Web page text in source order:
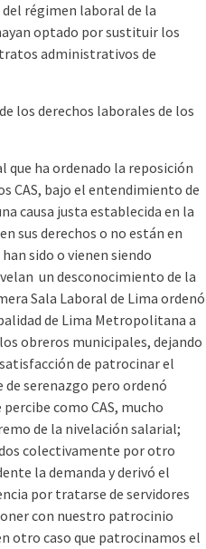
régimen laboral de la
optado por sustituir los
administrativos de
los derechos laborales de los
que ha ordenado la reposición
CAS, bajo el entendimiento de
causa justa establecida en la
sus derechos o no están en
sido o vienen siendo
un desconocimiento de la
Sala Laboral de Lima ordenó
de Lima Metropolitana a
obreros municipales, dejando
de patrocinar el
serenazgo pero ordenó
como CAS, mucho
de la nivelación salarial;
colectivamente por otro
la demanda y derivó el
por tratarse de servidores
con nuestro patrocinio
otro caso que patrocinamos el